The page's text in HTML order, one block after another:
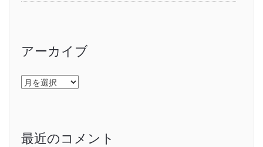
アーカイブ
ア
ー
最近のコメント